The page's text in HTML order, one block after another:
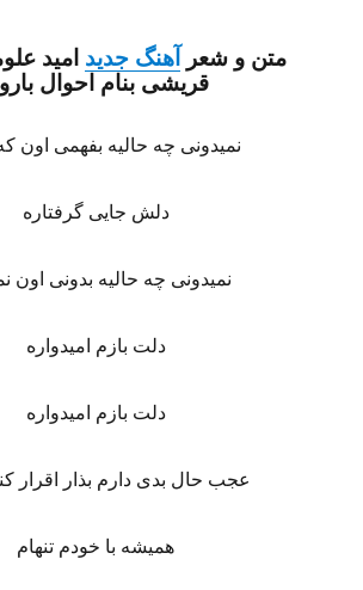
متن و شعر آهنگ جدید امید
قریشی بنام احوال
نمیدونی چه حالیه بفهمی اون که
دلش جایی گرفتاره
نمیدونی چه حالیه بدونی اون
دلت بازم امیدواره
دلت بازم امیدواره
عجب حال بدی دارم بذار اقرار
همیشه با خودم تنهام